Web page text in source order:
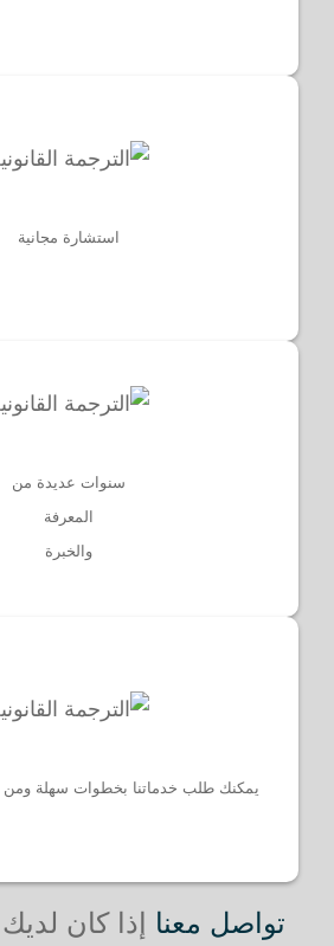
استشارة مجانية
سنوات عديدة من
المعرفة
والخبرة
يمكنك طلب خدماتنا بخطوات سهلة ومن
تواصل معنا إذا كان